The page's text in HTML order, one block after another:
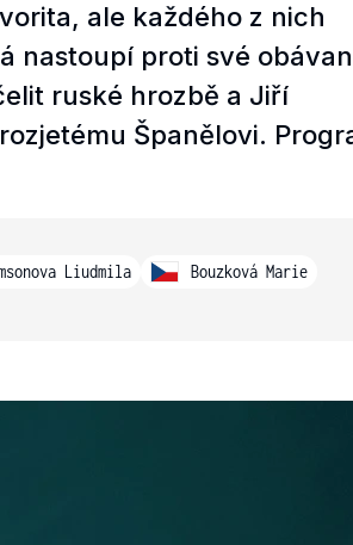
ale každého z nich
nastoupí proti své
ruské hrozbě a Jiří
Španělovi.
Liudmila
Bouzková Marie